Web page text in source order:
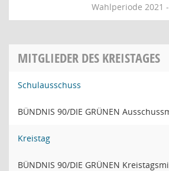
Wahlperiode 2021
MITGLIEDER DES KREISTAGES
Schulausschuss
BÜNDNIS 90/DIE GRÜNEN
Kreistag
BÜNDNIS 90/DIE GRÜNEN